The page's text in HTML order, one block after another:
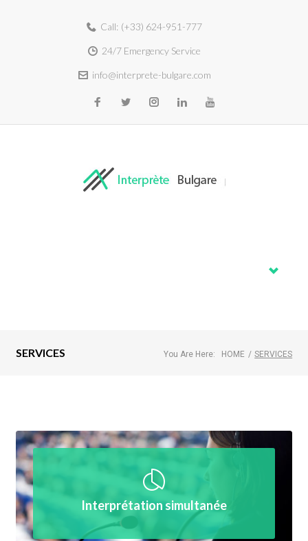
Call: (+33) 624-951-777
24/7 Emergency Service
info@interprete-bulgare.com
SERVICES You Are Here: HOME / SERVICES
Interprétation simultanée